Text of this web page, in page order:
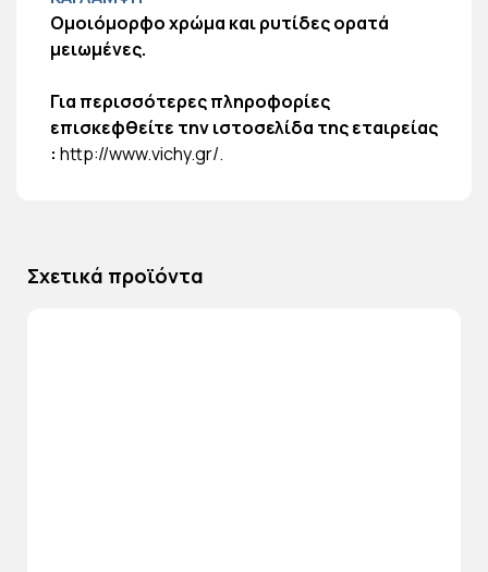
Ομοιόμορφο χρώμα και ρυτίδες ορατά
μειωμένες.
Για περισσότερες πληροφορίες
επισκεφθείτε την ιστοσελίδα της εταιρείας
: http://www.vichy.gr/.
Σχετικά προϊόντα